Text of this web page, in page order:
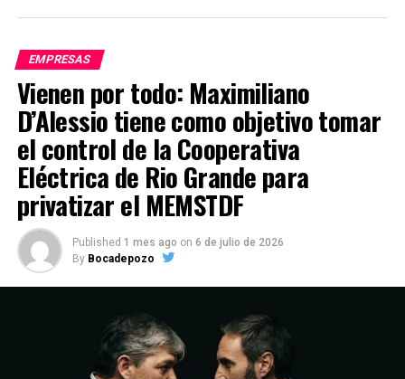
EMPRESAS
Vienen por todo: Maximiliano
D’Alessio tiene como objetivo tomar
el control de la Cooperativa
Eléctrica de Rio Grande para
privatizar el MEMSTDF
Published 1 mes ago on 6 de julio de 2026
By Bocadepozo